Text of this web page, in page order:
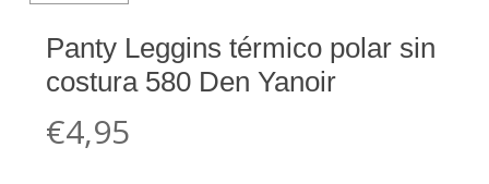
Panty Leggins térmico polar sin
costura 580 Den Yanoir
€4,95